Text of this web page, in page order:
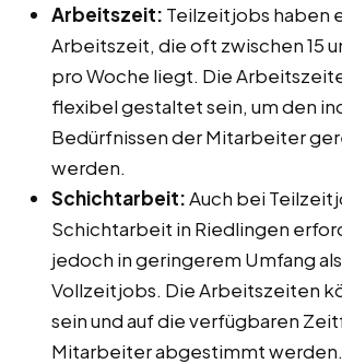
Arbeitszeit: Teilzeitjobs haben
Arbeitszeit, die oft zwischen 15
pro Woche liegt. Die
flexibel gestaltet sein, um den
Bedürfnissen der Mitarbeiter
werden.
Schichtarbeit:Auch bei
Schichtarbeit in Riedlingen
jedoch in geringerem Umfang
Vollzeitjobs. Die Arbeitszeiten
sein und auf die verfügbaren
Mitarbeiter abgestimmt werden.